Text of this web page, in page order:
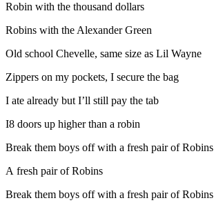
Robin with the thousand dollars
Robins with the Alexander Green
Old school Chevelle, same size as Lil Wayne
Zippers on my pockets, I secure the bag
I ate already but I’ll still pay the tab
I8 doors up higher than a robin
Break them boys off with a fresh pair of Robins
A fresh pair of Robins
Break them boys off with a fresh pair of Robins